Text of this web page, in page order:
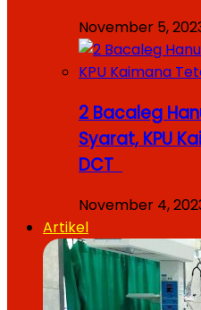
November 5,
2 Bacaleg
Syarat, KPU
DCT
November 4,
Artikel